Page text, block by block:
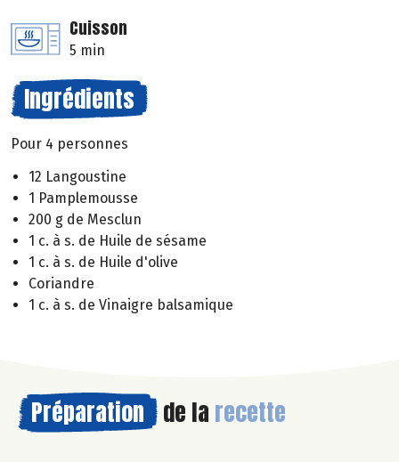
Cuisson
5 min
Ingrédients
Pour 4 personnes
12 Langoustine
1 Pamplemousse
200 g de Mesclun
1 c. à s. de Huile de sésame
1 c. à s. de Huile d'olive
Coriandre
1 c. à s. de Vinaigre balsamique
Préparation de la recette